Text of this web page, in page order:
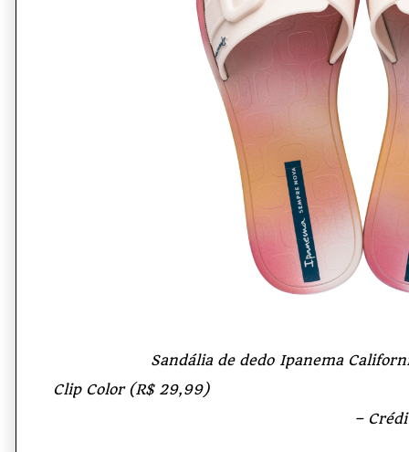
Sandália de dedo Ipanema California
Clip Color (R$ 29,99)
– Crédito: